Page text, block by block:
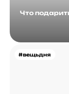
Что
#вещьдня